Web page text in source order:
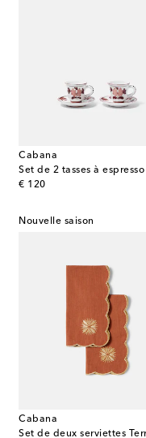
Cabana
€ 120
original price
Nouvelle saison
Cabana